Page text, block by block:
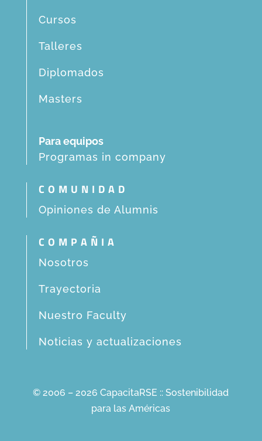
Cursos
Talleres
Diplomados
Masters
Para equipos
Programas in company
COMUNIDAD
Opiniones de Alumnis
COMPAÑIA
Nosotros
Trayectoria
Nuestro Faculty
Noticias y actualizaciones
© 2006 – 2026 CapacitaRSE :: Sostenibilidad
para las Américas